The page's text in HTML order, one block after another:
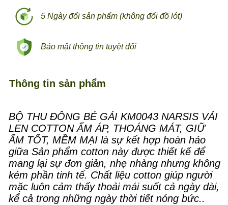
5 Ngày đổi sản phẩm (không đổi đồ lót)
Bảo mật thông tin tuyệt đối
Thông tin sản phẩm
BỘ THU ĐÔNG BÉ GÁI KM0043 NARSIS VẢI
LEN COTTON ẤM ÁP, THOÁNG MÁT, GIỮ
ẤM TỐT, MỀM MẠI là sự kết hợp hoàn hảo
giữa Sản phẩm cotton này được thiết kế để
mang lại sự đơn giản, nhẹ nhàng nhưng không
kém phần tinh tế. Chất liệu cotton giúp người
mặc luôn cảm thấy thoải mái suốt cả ngày dài,
kể cả trong những ngày thời tiết nóng bức..